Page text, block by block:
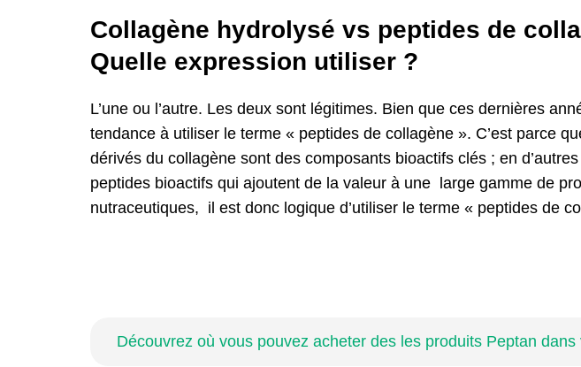
Collagène hydrolysé vs peptides de
Quelle expression utiliser ?
L’une ou l’autre. Les deux sont légitimes. Bien que ces dernières
tendance à utiliser le terme « peptides de collagène ». C’est parce
dérivés du collagène sont des composants bioactifs clés ; en
peptides bioactifs qui ajoutent de la valeur à une large gamme de
nutraceutiques, il est donc logique d’utiliser le terme « peptides de
Découvrez où vous pouvez acheter des les produits Peptan dans